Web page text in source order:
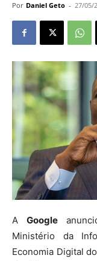
Por Daniel Geto - 27/05/
A Google
Ministério da
Economia Digital do